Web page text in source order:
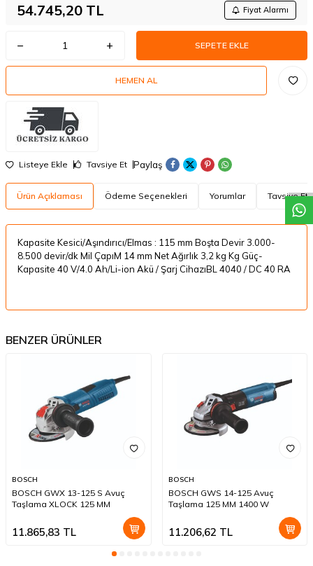
54.745,20 TL Fiyat Alarmı
SEPETE EKLE
HEMEN AL
Listeye Ekle Tavsiye Et Paylaş
Ürün Açıklaması Ödeme Seçenekleri Yorumlar Tavsiye Et
Kapasite Kesici/Aşındırıcı/Elmas : 115 mm Boşta Devir 3.000-
8.500 devir/dk Mil ÇapıM 14 mm Net Ağırlık 3,2 kg Kg Güç-
Kapasite 40 V/4.0 Ah/Li-ion Akü / Şarj CihazıBL 4040 / DC 40 RA
BENZER ÜRÜNLER
BOSCH
BOSCH GWX 13-125 S Avuç
Taşlama XLOCK 125 MM
11.865,83 TL
BOSCH
BOSCH GWS 14-125 Avuç
Taşlama 125 MM 1400 W
11.206,62 TL